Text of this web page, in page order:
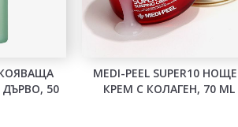
50
MEDI-PEEL SUPER10
КРЕМ С КОЛАГЕН, 70 ML